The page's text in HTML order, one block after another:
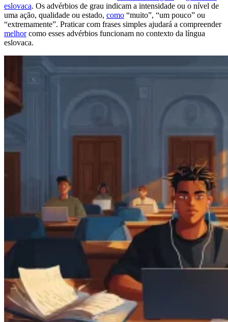
eslovaca. Os advérbios de grau indicam a intensidade ou o nível de
uma ação, qualidade ou estado, como “muito”, “um pouco” ou
“extremamente”. Praticar com frases simples ajudará a compreender
melhorcomo esses advérbios funcionam no contexto da língua
eslovaca.